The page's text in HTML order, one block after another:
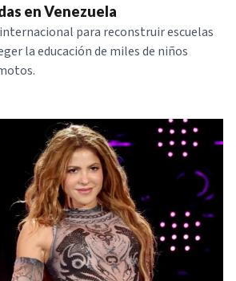
en Venezuela
para reconstruir escuelas
la educación de miles de niños